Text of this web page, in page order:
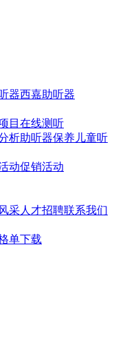
器西嘉助听器
目 在线测听
析助听器保养 儿童听
动促销活动
采人才招聘联系我们
单下载